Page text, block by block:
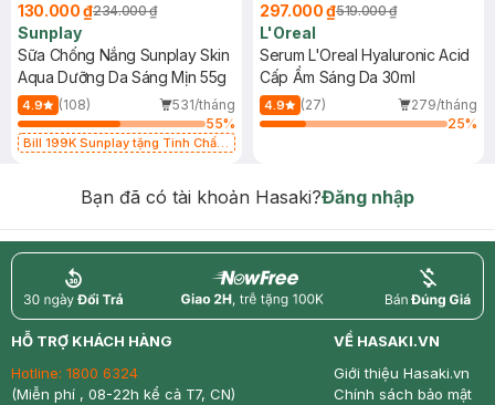
130.000 ₫234.000 ₫
Sunplay
Sữa Chống Nắng Sunplay Skin
Aqua Dưỡng Da Sáng Mịn 55g
4.9 (108)
531/tháng
55%
Bill 199K Sunplay tặng Tinh Chất
297.000 ₫519.000 ₫
L'Oreal
Serum L'Oreal Hyaluronic Acid
Cấp Ẩm Sáng Da 30ml
4.9 (27)
279/tháng
25%
Bạn đã có tài khoản Hasaki?Đăng nhập
return nowfree price
HỖ TRỢ KHÁCH HÀNG
Hotline: 1800 6324
(Miễn phí , 08-22h kể cả T7, CN)
VỀ HASAKI.VN
Giới thiệu Hasaki.vn
Chính sách bảo mật